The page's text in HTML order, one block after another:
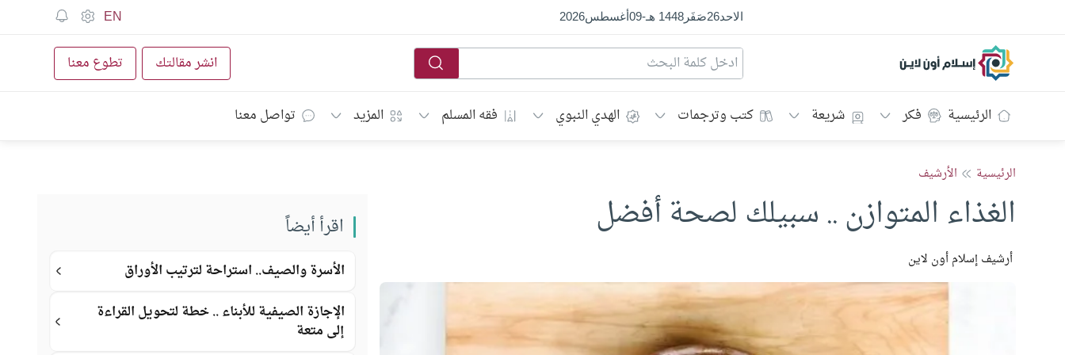
الاحد26صَفَر1448 هـ -
09أغسطس2026
EN
إسلام أون لاين انشر مقالتك تطوع معنا
الرئيسية فكر شريعة كتب وترجمات الهدي النبوي فقه المسلم المزيد تواصل معنا
الرئيسية الأرشيف
الغذاء المتوازن .. سبيلك لصحة أفضل
أرشيف إسلام أون لاين
اقرأ أيضاً
الأسرة والصيف.. استراحة لترتيب الأوراق
الإجازة الصيفية للأبناء .. خطة لتحويل القراءة
إلى متعة